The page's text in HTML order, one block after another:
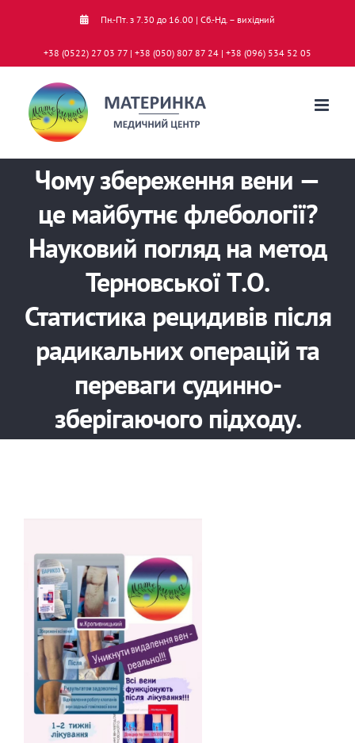
Пн.-Пт. з 7.30 до 16.00 | Сб.-Нд. – вихідний
+38 (0522) 27 03 77 | +38 (050) 807 87 24 | +38 (096) 534 52 05
Чому збереження вени —
це майбутнє флебології?
Науковий погляд на метод
Терновської Т.О.
Статистика рецидивів після
радикальних операцій та
переваги судинно-
зберігаючого підходу.